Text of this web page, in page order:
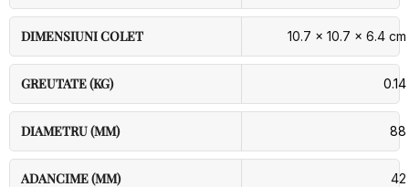
DIMENSIUNI COLET 10.7 × 10.7 × 6.4 cm
GREUTATE (KG) 0.14
DIAMETRU (MM) 88
ADANCIME (MM) 42